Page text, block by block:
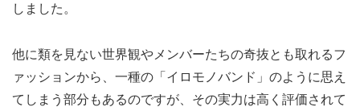
しました。
他に類を見ない世界観やメンバーたちの奇抜とも取れるフ
ァッションから、一種の「イロモノバンド」のように思え
てしまう部分もあるのですが、その実力は高く評価されて